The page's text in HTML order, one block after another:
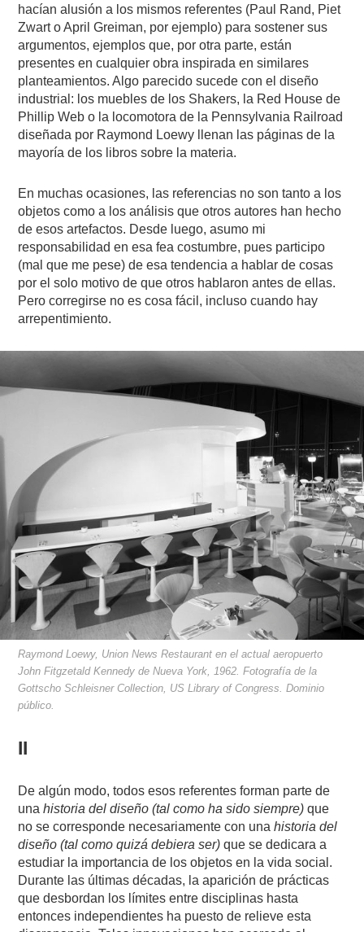
hacían alusión a los mismos referentes (Paul Rand, Piet
Zwart o April Greiman, por ejemplo) para sostener sus
argumentos, ejemplos que, por otra parte, están
presentes en cualquier obra inspirada en similares
planteamientos. Algo parecido sucede con el diseño
industrial: los muebles de los Shakers, la Red House de
Phillip Web o la locomotora de la Pennsylvania Railroad
diseñada por Raymond Loewy llenan las páginas de la
mayoría de los libros sobre la materia.
En muchas ocasiones, las referencias no son tanto a los
objetos como a los análisis que otros autores han hecho
de esos artefactos. Desde luego, asumo mi
responsabilidad en esa fea costumbre, pues participo
(mal que me pese) de esa tendencia a hablar de cosas
por el solo motivo de que otros hablaron antes de ellas.
Pero corregirse no es cosa fácil, incluso cuando hay
arrepentimiento.
Raymond Loewy, Union News Restaurant en el actual aeropuerto
John Fitgzetald Kennedy de Nueva York, 1962. Fotografía de la
Gottscho Schleisner Collection, US Library of Congress. Dominio
público.
II
De algún modo, todos esos referentes forman parte de
unahistoria del diseño (tal como ha sido siempre) que
no se corresponde necesariamente con unahistoria del
diseño (tal como quizá debiera ser)que se dedicara a
estudiar la importancia de los objetos en la vida social.
Durante las últimas décadas, la aparición de prácticas
que desbordan los límites entre disciplinas hasta
entonces independientes ha puesto de relieve esta